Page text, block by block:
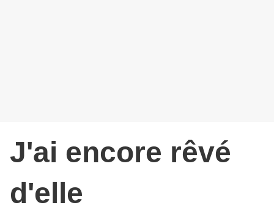
J'ai encore rêvé
d'elle